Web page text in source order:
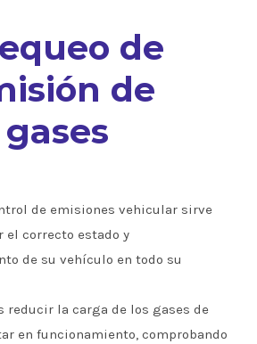
de
de
gases
de emisiones vehicular sirve
el correcto estado y
de su vehículo en todo su
reducir la carga de los gases de
en funcionamiento, comprobando